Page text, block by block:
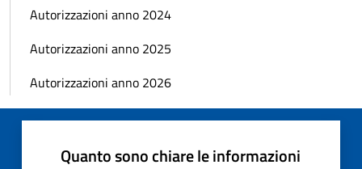
Autorizzazioni anno 2024
Autorizzazioni anno 2025
Autorizzazioni anno 2026
Quanto sono chiare le informazioni